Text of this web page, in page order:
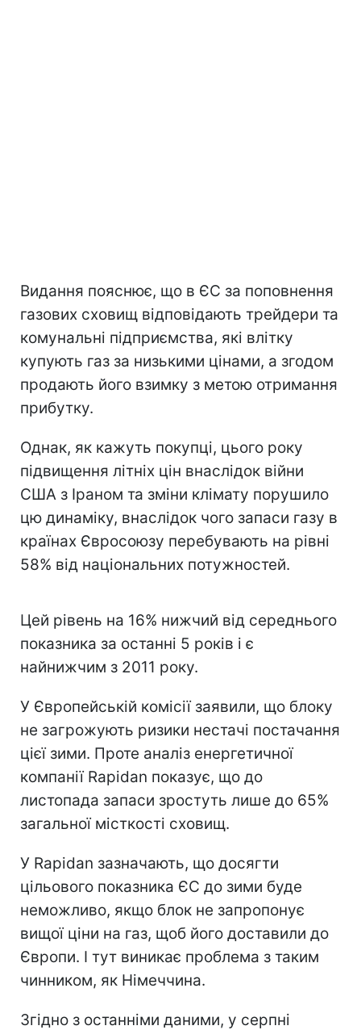
Видання пояснює, що в ЄС за поповнення
газових сховищ відповідають трейдери та
комунальні підприємства, які влітку
купують газ за низькими цінами, а згодом
продають його взимку з метою отримання
прибутку.
Однак, як кажуть покупці, цього року
підвищення літніх цін внаслідок війни
США з Іраном та зміни клімату порушило
цю динаміку, внаслідок чого запаси газу в
країнах Євросоюзу перебувають на рівні
58% від національних потужностей.
Цей рівень на 16% нижчий від середнього
показника за останні 5 років і є
найнижчим з 2011 року.
У Європейській комісії заявили, що блоку
не загрожують ризики нестачі постачання
цієї зими. Проте аналіз енергетичної
компанії Rapidan показує, що до
листопада запаси зростуть лише до 65%
загальної місткості сховищ.
У Rapidan зазначають, що досягти
цільового показника ЄС до зими буде
неможливо, якщо блок не запропонує
вищої ціни на газ, щоб його доставили до
Європи. І тут виникає проблема з таким
чинником, як Німеччина.
Згідно з останніми даними, у серпні